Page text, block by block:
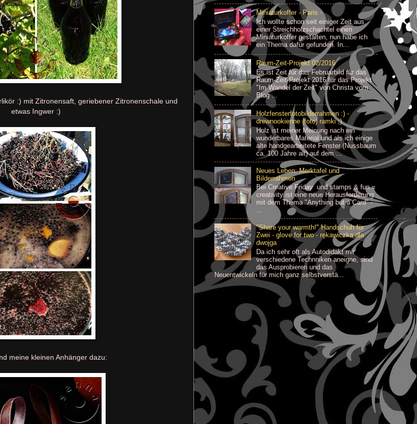
:) mit Zitronensaft, geriebener Zitronenschale und
etwas Ingwer :)
meine kleinen Anhänger dazu:
Miniaturkoffer - Paris -
Ich wollte schon seit einiger Zeit aus
einer Streichholzschachtel einen
Miniaturkoffer gestalten, nun habe ich
ein Thema dafür gefunden. In...
Raum-Zeit-Projekt 02/2016
Es ist Zeit für das Februarbild für das
Raum-Zeit-Projekt 2016 für das Projekt
"Im Wandel der Zeit" von Christa vom
Blog ...
Holzfensterfotobilderrahmen :) -
drewnookienne (foto) ramki ;)
Holz ist meiner Meinung nach ein
wunderbares Material und als ich einige
alte handgearbeitete Fenster (Nussbaum
ca. 100 Jahre alt) auf dem ...
Neues Leben: Merktafel und
Bilderrahmen
Bei Creative Friday und stamps & fun =
creativity ist eine neue Herausforderung
mit dem Thema "Anything but a Card" -
...
"Share your warmth!" Handschuh für
Zwei - glove for two - rękawiczka dla
dwojga
Da ich sehr oft als Autodidakt mir
verschiedene Technniken aneigne, sind
das Ausprobieren und das
Neuentwickeln für mich ganz selbstverstä...